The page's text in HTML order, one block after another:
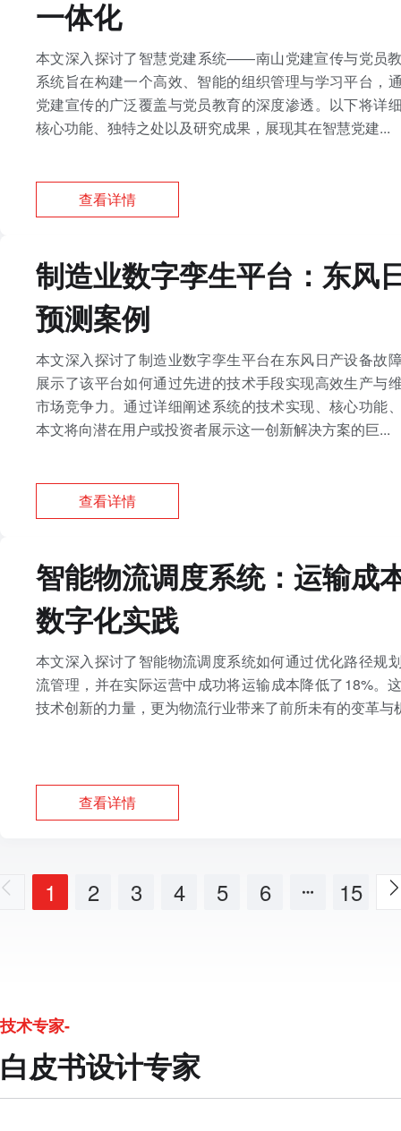
一体化
本文深入探讨了智慧党建系统——南山党建宣传与党员
系统旨在构建一个高效、智能的组织管理与学习平台，
党建宣传的广泛覆盖与党员教育的深度渗透。以下将详
核心功能、独特之处以及研究成果，展现其在智慧党建...
查看详情
制造业数字孪生平台：东风
预测案例
本文深入探讨了制造业数字孪生平台在东风日产设备故
展示了该平台如何通过先进的技术手段实现高效生产与
市场竞争力。通过详细阐述系统的技术实现、核心功能
本文将向潜在用户或投资者展示这一创新解决方案的巨...
查看详情
智能物流调度系统：运输成
数字化实践
本文深入探讨了智能物流调度系统如何通过优化路径规
流管理，并在实际运营中成功将运输成本降低了18%。
技术创新的力量，更为物流行业带来了前所未有的变革与
查看详情
1 2 3 4 5 6 15
技术专家-
白皮书设计专家